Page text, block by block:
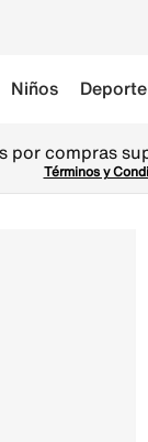
Niños Deporte
a $299.900 🚚